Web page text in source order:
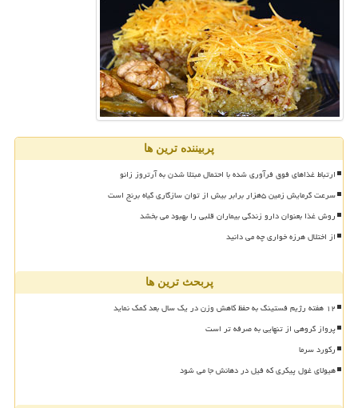
پربیننده ترین ها
ارتباط غذاهای فوق فرآوری شده با احتمال مبتلا شدن به آرتروز زانو
سرعت گرمایش زمین ۵هزار برابر بیش از توان سازگاری گیاه برنج است
روش غذا بعنوان دارو زندگی بیماران قلبی را بهبود می بخشد
از اختلال هرزه خواری چه می دانید
پربحث ترین ها
۱۲ هفته رژیم فستینگ به حفظ کاهش وزن در یک سال بعد کمک نماید
پرواز گروهی از تنهایی به صرفه تر است
رکورد سرما
هیولای غول پیکری که فیل در دهانش جا می شود